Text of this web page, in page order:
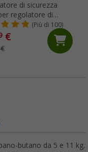
di sicurezza
regolatore di
del gas per
50 mbar
(Più di 100)
€
butano da 5 e 11 kg.